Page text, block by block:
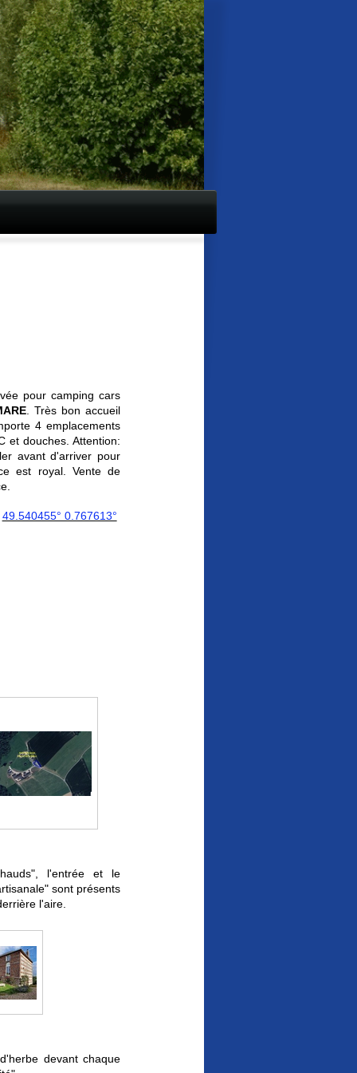
pour camping cars
. Très bon accueil
4 emplacements
et douches. Attention:
avant d'arriver pour
est royal. Vente de
49.540455° 0.767613°
l'entrée et le
sont présents
l'aire.
devant chaque